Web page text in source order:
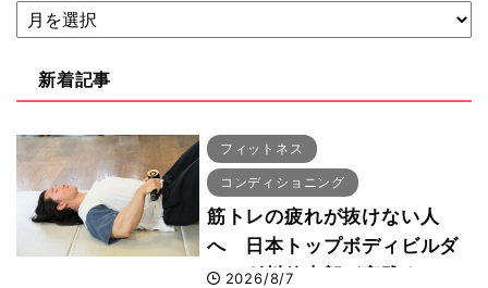
新着記事
フィットネス
コンディショニング
筋トレの疲れが抜けない人
へ 日本トップボディビルダ
ー・刈川啓志郎が実践する
2026/8/7